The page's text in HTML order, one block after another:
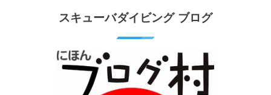
スキューバダイビング ブログ